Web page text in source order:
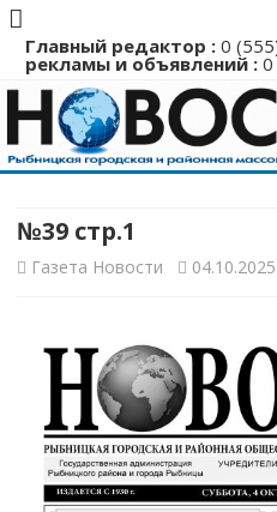
Главный редактор : 0
рекламы и объявлений :
№39 стр.1
Газета Новости 04.10.2025